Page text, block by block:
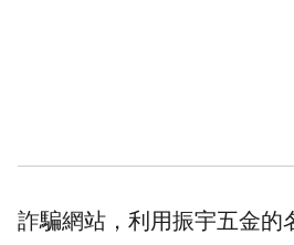
詐騙網站，利用振宇五金的